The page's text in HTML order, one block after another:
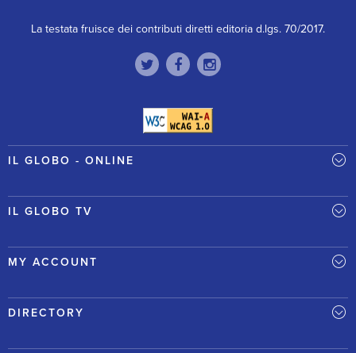
La testata fruisce dei contributi diretti editoria d.lgs. 70/2017.
IL GLOBO - ONLINE
IL GLOBO TV
MY ACCOUNT
DIRECTORY